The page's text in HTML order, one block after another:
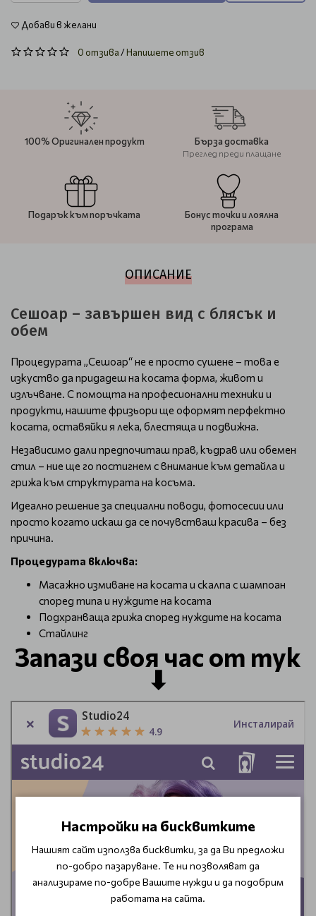
Добави в желани
0 отзива/Напишете отзив
100% Оригинален продукт Бърза доставка
Преглед преди плащане
Подарък към поръчката
Бонус точки и лоялна
програма
ОПИСАНИЕ
Сешоар – завършен вид с блясък и
обем
Процедурата „Сешоар“ не е просто сушене – това е
изкуство да придадеш на косата форма, живот и
излъчване. С помощта на професионални техники и
продукти, нашите фризьори ще оформят перфектно
косата, оставяйки я лека, блестяща и подвижна.
Независимо дали предпочиташ прав, къдрав или обемен
стил – ние ще го постигнем с внимание към детайла и
грижа към структурата на косъма.
Идеално решение за специални поводи, фотосесии или
просто когато искаш да се почувстваш красива – без
причина.
Процедурата включва:
Масажно измиване на косата и скалпа с шампоан
според типа и нуждите на косата
Подхранваща грижа според нуждите на косата
Стайлинг
Запази своя час от тук
⬇
Настройки на бисквитките
Нашият сайт използва бисквитки, за да Ви предложи
по-добро пазаруване. Те ни позволяват да
анализираме по-добре Вашите нужди и да подобрим
работата на сайта.